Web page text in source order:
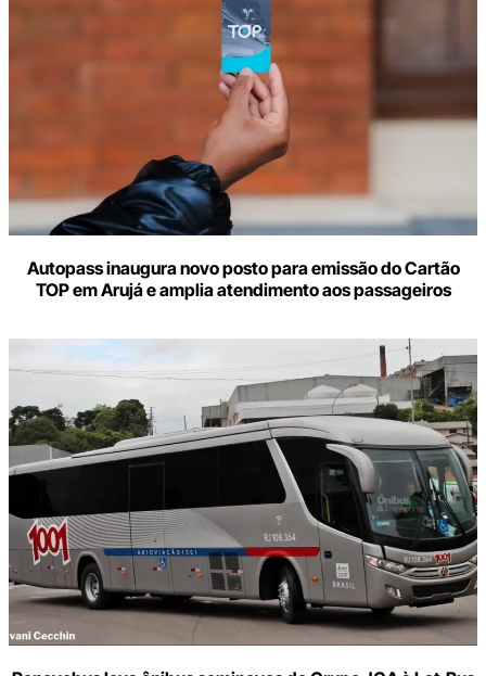
Autopass inaugura novo posto para emissão do Cartão
TOP em Arujá e amplia atendimento aos passageiros